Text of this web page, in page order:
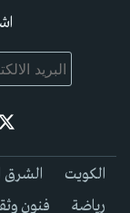
الكويت الشرق
رياضة
فنون